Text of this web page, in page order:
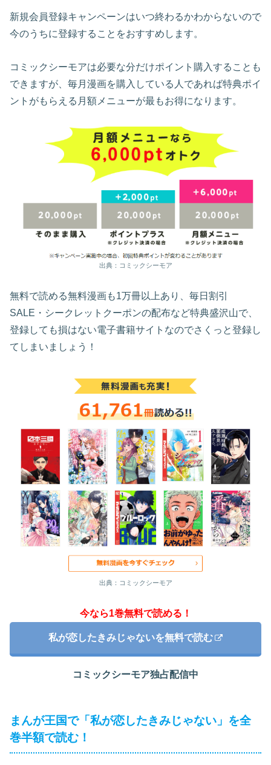
新規会員登録キャンペーンはいつ終わるかわからないので
今のうちに登録することをおすすめします。
コミックシーモアは必要な分だけポイント購入することも
できますが、毎月漫画を購入している人であれば特典ポイ
ントがもらえる月額メニューが最もお得になります。
出典：コミックシーモア
無料で読める無料漫画も1万冊以上あり、毎日割引
SALE・シークレットクーポンの配布など特典盛沢山で、
登録しても損はない電子書籍サイトなのでさくっと登録し
てしまいましょう！
出典：コミックシーモア
今なら1巻無料で読める！
私が恋したきみじゃないを無料で読む
コミックシーモア独占配信中
まんが王国で「私が恋したきみじゃない」を全
巻半額で読む！